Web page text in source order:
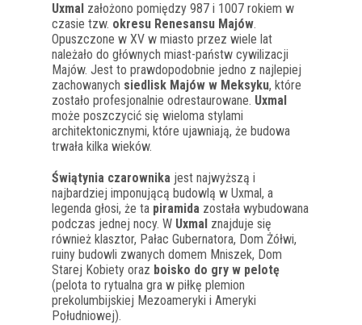
Uxmal założono pomiędzy 987 i 1007 rokiem w
czasie tzw. okresu Renesansu Majów.
Opuszczone w XV w miasto przez wiele lat
należało do głównych miast-państw cywilizacji
Majów. Jest to prawdopodobnie jedno z najlepiej
zachowanych siedlisk Majów w Meksyku, które
zostało profesjonalnie odrestaurowane. Uxmal
może poszczycić się wieloma stylami
architektonicznymi, które ujawniają, że budowa
trwała kilka wieków.
Świątynia czarownika jest najwyższą i
najbardziej imponującą budowlą w Uxmal, a
legenda głosi, że ta piramida została wybudowana
podczas jednej nocy. W Uxmal znajduje się
również klasztor, Pałac Gubernatora, Dom Żółwi,
ruiny budowli zwanych domem Mniszek, Dom
Starej Kobiety oraz boisko do gry w pelotę
(pelota to rytualna gra w piłkę plemion
prekolumbijskiej Mezoameryki i Ameryki
Południowej).